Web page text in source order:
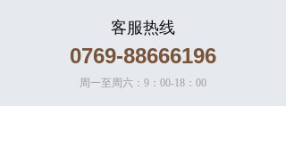
客服热线
0769-88666196
周一至周六：9：00-18：00